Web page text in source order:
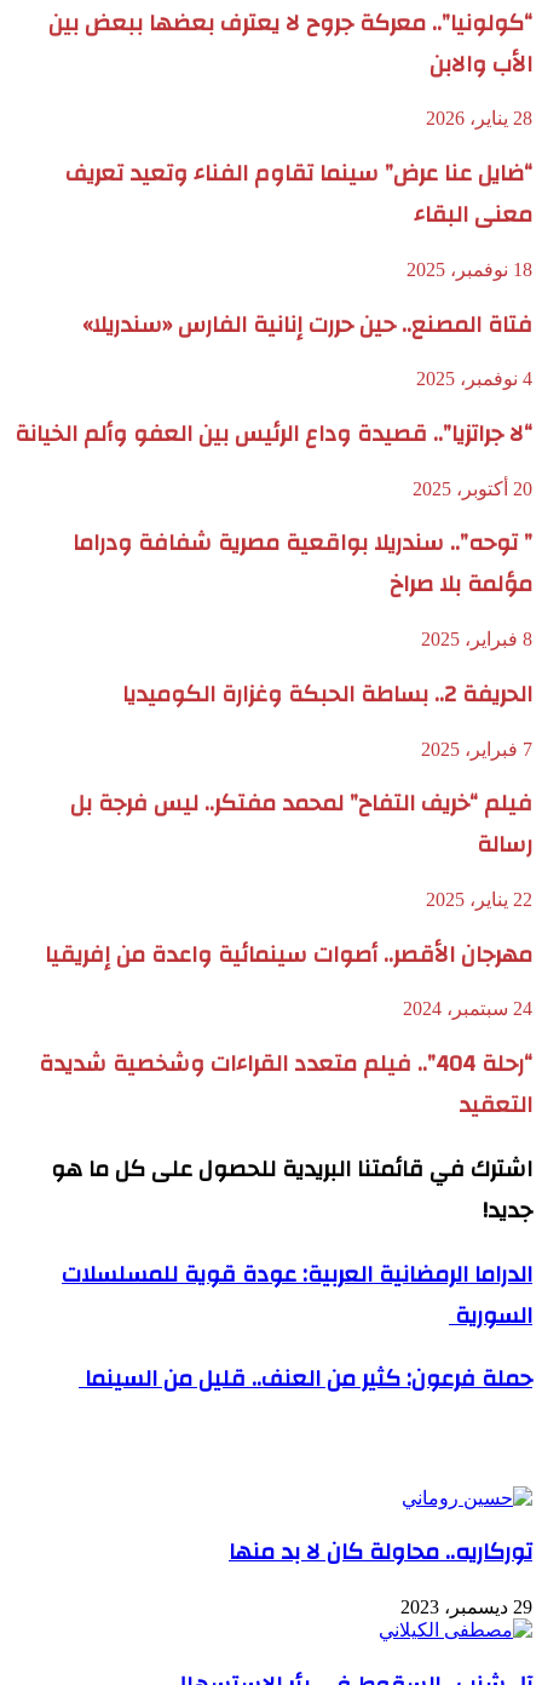
“كولونيا”.. معركة جروح لا يعترف بعضها ببعض بين
الأب والابن
28 يناير، 2026
“ضايل عنا عرض” سينما تقاوم الفناء وتعيد تعريف
معنى البقاء
18 نوفمبر، 2025
فتاة المصنع.. حين حررت إنانية الفارس «سندريلا»
4 نوفمبر، 2025
“لا جراتزيا”.. قصيدة وداع الرئيس بين العفو وألم الخيانة
20 أكتوبر، 2025
” توحه”.. سندريلا بواقعية مصرية شفافة ودراما
مؤلمة بلا صراخ
8 فبراير، 2025
الحريفة 2.. بساطة الحبكة وغزارة الكوميديا
7 فبراير، 2025
فيلم “خريف التفاح” لمحمد مفتكر.. ليس فرجة بل
رسالة
22 يناير، 2025
مهرجان الأقصر.. أصوات سينمائية واعدة من إفريقيا
24 سبتمبر، 2024
“رحلة 404”.. فيلم متعدد القراءات وشخصية شديدة
التعقيد
اشترك في قائمتنا البريدية للحصول على كل ما هو
جديد!
الدراما الرمضانية العربية: عودة قوية للمسلسلات
السورية
حملة فرعون: كثير من العنف.. قليل من السينما
توركاريه.. محاولة كان لا بد منها
29 ديسمبر، 2023